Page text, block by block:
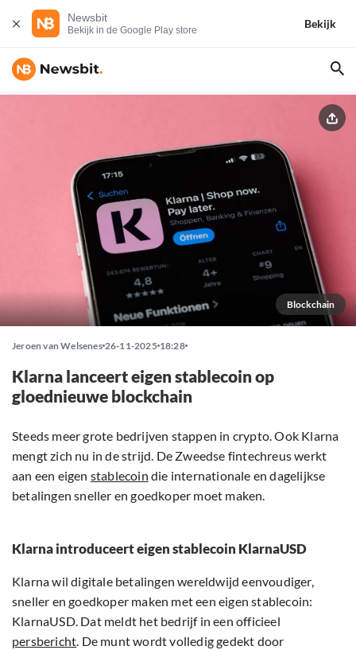
Newsbit
Bekijk in de Google Play store
Bekijk
Blockchain
Jeroen van Welsenes 26-11-2025 18:28
Klarna lanceert eigen stablecoin op
gloednieuwe blockchain
Steeds meer grote bedrijven stappen in crypto. Ook Klarna
mengt zich nu in de strijd. De Zweedse fintechreus werkt
aan een eigen stablecoin die internationale en dagelijkse
betalingen sneller en goedkoper moet maken.
Klarna introduceert eigen stablecoin KlarnaUSD
Klarna wil digitale betalingen wereldwijd eenvoudiger,
sneller en goedkoper maken met een eigen stablecoin:
KlarnaUSD. Dat meldt het bedrijf in een officieel
persbericht. De munt wordt volledig gedekt door